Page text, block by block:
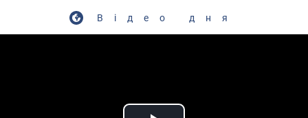
Відео дня